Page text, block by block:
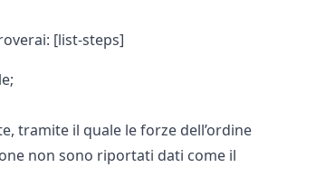
[list-steps]
tramite il quale le forze dell’ordine
non sono riportati dati come il